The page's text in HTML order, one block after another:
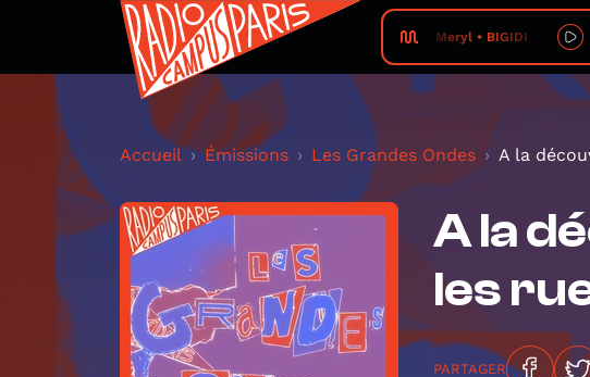
Meryl • BIGIDI
Accueil Émissions Les Grandes Ondes A la
A la
les
PARTAGER